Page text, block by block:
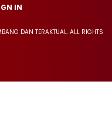
IN
DAN TERAKTUAL. ALL RIGHTS